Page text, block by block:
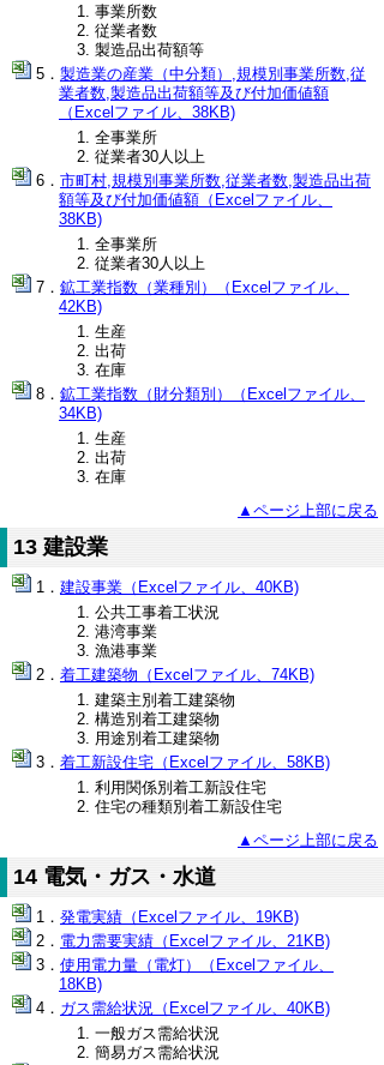
事業所数
従業者数
製造品出荷額等
製造業の産業（中分類）,規模別事業所数,従
業者数,製造品出荷額等及び付加価値額
（Excelファイル、38KB)
全事業所
従業者30人以上
市町村,規模別事業所数,従業者数,製造品出荷
額等及び付加価値額（Excelファイル、
38KB)
全事業所
従業者30人以上
鉱工業指数（業種別）（Excelファイル、
42KB)
生産
出荷
在庫
鉱工業指数（財分類別）（Excelファイル、
34KB)
生産
出荷
在庫
▲ページ上部に戻る
13 建設業
建設事業（Excelファイル、40KB)
公共工事着工状況
港湾事業
漁港事業
着工建築物（Excelファイル、74KB)
建築主別着工建築物
構造別着工建築物
用途別着工建築物
着工新設住宅（Excelファイル、58KB)
利用関係別着工新設住宅
住宅の種類別着工新設住宅
▲ページ上部に戻る
14 電気・ガス・水道
発電実績（Excelファイル、19KB)
電力需要実績（Excelファイル、21KB)
使用電力量（電灯）（Excelファイル、
18KB)
ガス需給状況（Excelファイル、40KB)
一般ガス需給状況
簡易ガス需給状況